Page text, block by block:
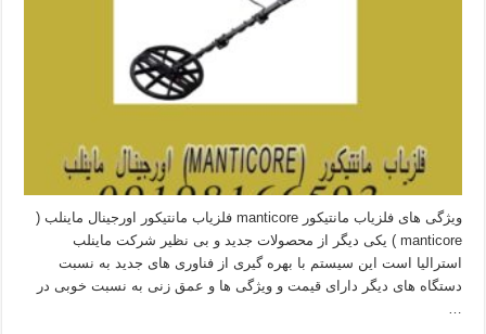
ویژگی های فلزیاب مانتیکور manticore فلزیاب مانتیکور اورجینال ماینلب (
manticore ) یکی دیگر از محصولات جدید و بی نظیر شرکت ماینلب
استرالیا است این سیستم با بهره گیری از فناوری های جدید به نسبت
دستگاه های دیگر دارای قیمت و ویژگی ها و عمق زنی به نسبت خوبی در